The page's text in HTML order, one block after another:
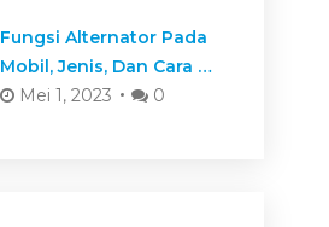
Fungsi Alternator Pada
Mobil, Jenis, Dan Cara …
Mei 1, 2023
0